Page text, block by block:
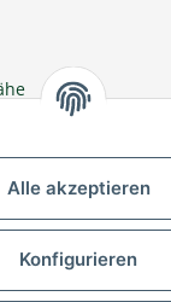
Alle akzeptieren
Konfigurieren
wechseln